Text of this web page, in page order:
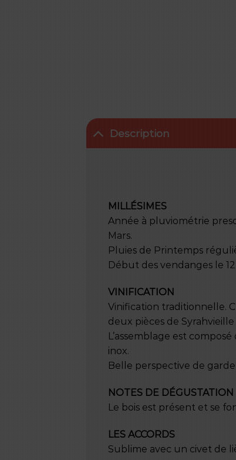
Description
MILLÉSIMES
Année à pluviométrie
Mars.
Pluies de Printemps
Début des vendanges le
VINIFICATION
Vinification traditionnelle.
deux pièces de
L’assemblage est
inox.
Belle perspective de garde
NOTES DE DÉGUSTATION
Le bois est présent et se
LES ACCORDS
Sublime avec un civet de